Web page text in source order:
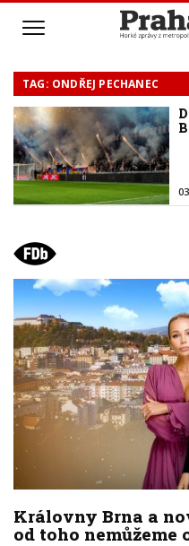
TAG: ONDŘEJ PECHANEC
Královny Brna a
od toho nemůžeme